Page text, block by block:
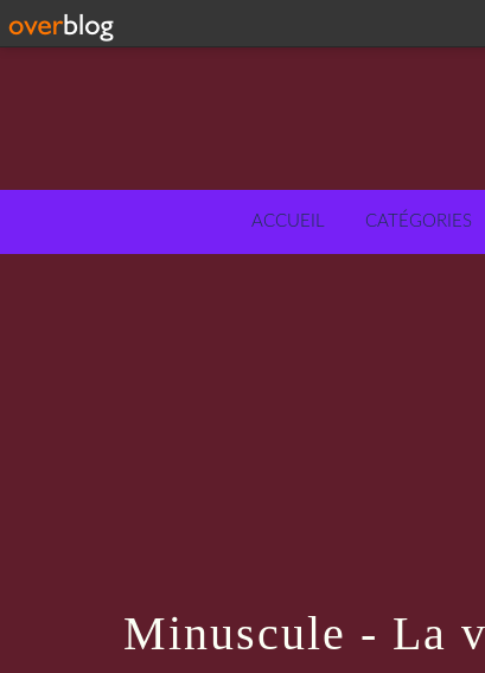
ACCUEIL CATÉGORIES
Minuscule - La